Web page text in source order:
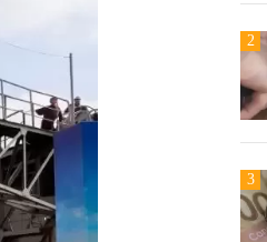
2
3